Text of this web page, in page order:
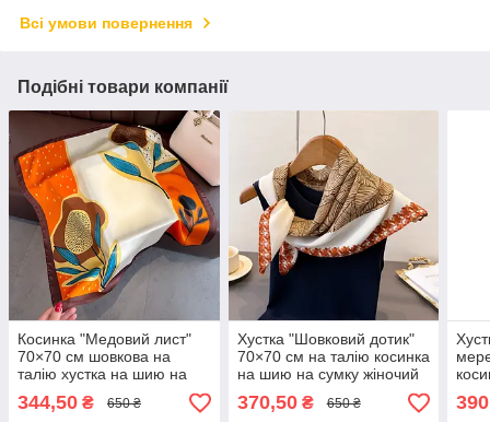
Всі умови повернення
Подібні товари компанії
Косинка "Медовий лист"
70×70 см шовкова на
талію хустка на шию на
шаль з принтом шовк-
344,50 ₴ 650 ₴
Хустка "Шовковий дотик"
70×70 см на талію косинка
на шию на сумку жіночий
рослинним принтом
370,50₴ 650 ₴ 390